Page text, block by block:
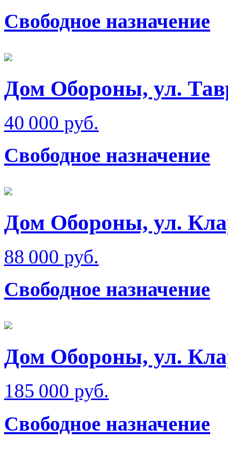
Свободное назначение
Дом Обороны, ул.
40 000 руб.
Свободное назначение
Дом Обороны, ул.
88 000 руб.
Свободное назначение
Дом Обороны, ул.
185 000 руб.
Свободное назначение